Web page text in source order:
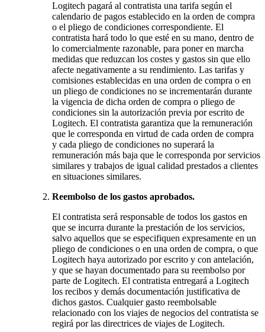
Logitech pagará al contratista una tarifa según el
calendario de pagos establecido en la orden de compra
o el pliego de condiciones correspondiente. El
contratista hará todo lo que esté en su mano, dentro de
lo comercialmente razonable, para poner en marcha
medidas que reduzcan los costes y gastos sin que ello
afecte negativamente a su rendimiento. Las tarifas y
comisiones establecidas en una orden de compra o en
un pliego de condiciones no se incrementarán durante
la vigencia de dicha orden de compra o pliego de
condiciones sin la autorización previa por escrito de
Logitech. El contratista garantiza que la remuneración
que le corresponda en virtud de cada orden de compra
y cada pliego de condiciones no superará la
remuneración más baja que le corresponda por servicios
similares y trabajos de igual calidad prestados a clientes
en situaciones similares.
Reembolso de los gastos aprobados.
El contratista será responsable de todos los gastos en
que se incurra durante la prestación de los servicios,
salvo aquellos que se especifiquen expresamente en un
pliego de condiciones o en una orden de compra, o que
Logitech haya autorizado por escrito y con antelación,
y que se hayan documentado para su reembolso por
parte de Logitech. El contratista entregará a Logitech
los recibos y demás documentación justificativa de
dichos gastos. Cualquier gasto reembolsable
relacionado con los viajes de negocios del contratista se
regirá por las directrices de viajes de Logitech.